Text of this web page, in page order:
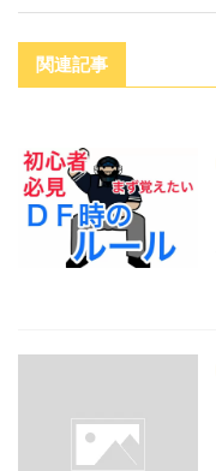
関連記事